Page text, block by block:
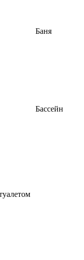
Баня
Бассейн